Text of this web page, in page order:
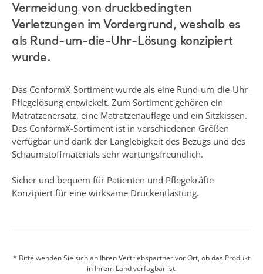
Vermeidung von druckbedingten
Verletzungen im Vordergrund, weshalb es
als Rund-um-die-Uhr-Lösung konzipiert
wurde.
Das ConformX-Sortiment wurde als eine Rund-um-die-Uhr-
Pflegelösung entwickelt. Zum Sortiment gehören ein
Matratzenersatz, eine Matratzenauflage und ein Sitzkissen.
Das ConformX-Sortiment ist in verschiedenen Größen
verfügbar und dank der Langlebigkeit des Bezugs und des
Schaumstoffmaterials sehr wartungsfreundlich.
Sicher und bequem für Patienten und Pflegekräfte
Konzipiert für eine wirksame Druckentlastung.
Größen erhältlich, auf Röntgenstrahlendurchlässigkeit¹
zusätzlich mit Befestigungsbändern sicher fixieren.
* Bitte wenden Sie sich an Ihren Vertriebspartner vor Ort, ob das Produkt
in Ihrem Land verfügbar ist.